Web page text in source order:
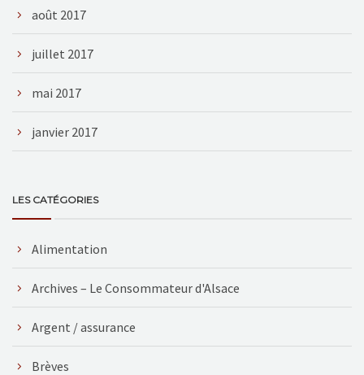
août 2017
juillet 2017
mai 2017
janvier 2017
LES CATÉGORIES
Alimentation
Archives – Le Consommateur d'Alsace
Argent / assurance
Brèves